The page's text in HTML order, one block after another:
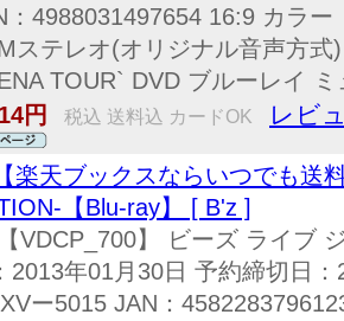
：4988031497654 16:9 カラ
ステレオ(オリジナル音声方
TOUR` DVD ブルーレイ
円
税込 送料込 カードOK レビ
【楽天ブックスならいつでも送
【Blu-ray】 [ B'z ]
VDCP_700】 ビーズ ライブ
2013年01月30日 予約締切日
ー5015 JAN：